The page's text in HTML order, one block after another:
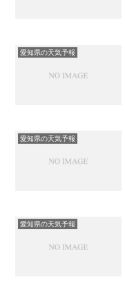
愛知県の天気予報
愛知県の天気予報
愛知県の天気予報